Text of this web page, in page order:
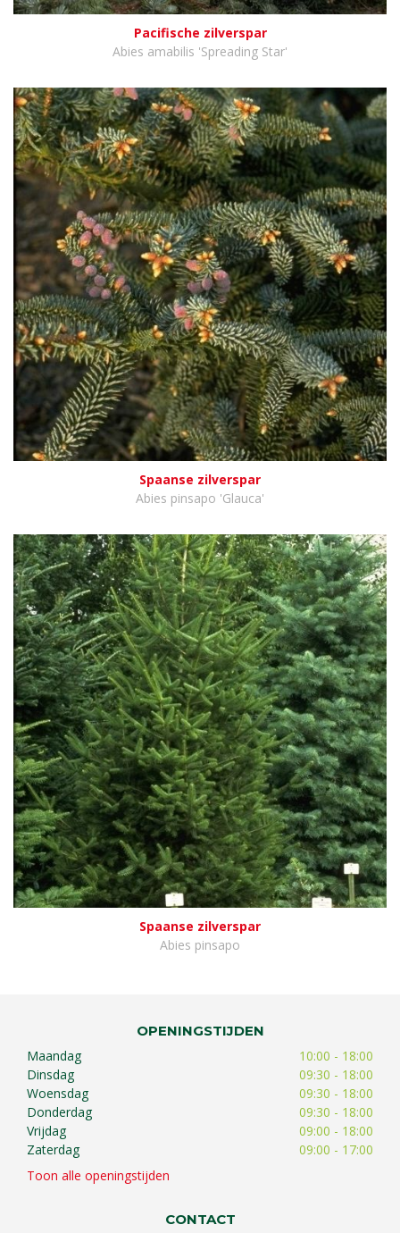
Pacifische zilverspar
Abies amabilis 'Spreading Star'
Spaanse zilverspar
Abies pinsapo 'Glauca'
Spaanse zilverspar
Abies pinsapo
OPENINGSTIJDEN
Maandag
10:00 - 18:00
Dinsdag
09:30 - 18:00
Woensdag
09:30 - 18:00
Donderdag
09:30 - 18:00
Vrijdag
09:00 - 18:00
Zaterdag
09:00 - 17:00
Toon alle openingstijden
CONTACT